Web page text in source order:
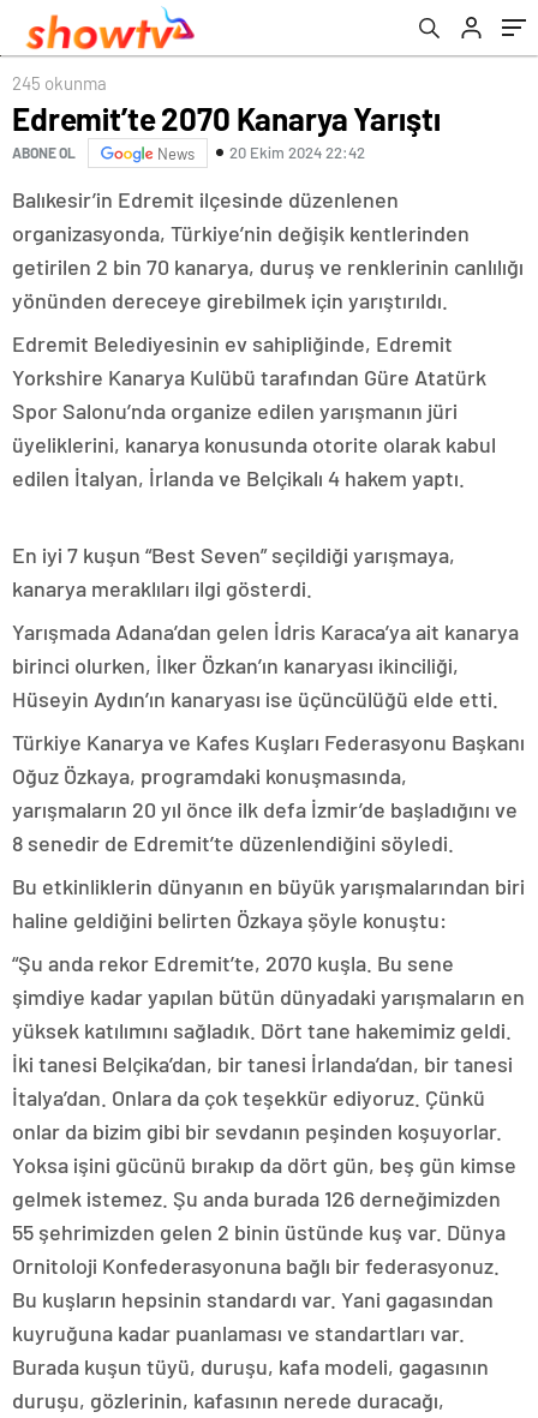
245 okunma
Edremit’te 2070 Kanarya Yarıştı
ABONE OL News 20 Ekim 2024 22:42
Balıkesir’in Edremit ilçesinde düzenlenen
organizasyonda, Türkiye’nin değişik kentlerinden
getirilen 2 bin 70 kanarya, duruş ve renklerinin canlılığı
yönünden dereceye girebilmek için yarıştırıldı.
Edremit Belediyesinin ev sahipliğinde, Edremit
Yorkshire Kanarya Kulübü tarafından Güre Atatürk
Spor Salonu’nda organize edilen yarışmanın jüri
üyeliklerini, kanarya konusunda otorite olarak kabul
edilen İtalyan, İrlanda ve Belçikalı 4 hakem yaptı.
En iyi 7 kuşun “Best Seven” seçildiği yarışmaya,
kanarya meraklıları ilgi gösterdi.
Yarışmada Adana’dan gelen İdris Karaca’ya ait kanarya
birinci olurken, İlker Özkan’ın kanaryası ikinciliği,
Hüseyin Aydın’ın kanaryası ise üçüncülüğü elde etti.
Türkiye Kanarya ve Kafes Kuşları Federasyonu Başkanı
Oğuz Özkaya, programdaki konuşmasında,
yarışmaların 20 yıl önce ilk defa İzmir’de başladığını ve
8 senedir de Edremit’te düzenlendiğini söyledi.
Bu etkinliklerin dünyanın en büyük yarışmalarından biri
haline geldiğini belirten Özkaya şöyle konuştu:
“Şu anda rekor Edremit’te, 2070 kuşla. Bu sene
şimdiye kadar yapılan bütün dünyadaki yarışmaların en
yüksek katılımını sağladık. Dört tane hakemimiz geldi.
İki tanesi Belçika’dan, bir tanesi İrlanda’dan, bir tanesi
İtalya’dan. Onlara da çok teşekkür ediyoruz. Çünkü
onlar da bizim gibi bir sevdanın peşinden koşuyorlar.
Yoksa işini gücünü bırakıp da dört gün, beş gün kimse
gelmek istemez. Şu anda burada 126 derneğimizden
55 şehrimizden gelen 2 binin üstünde kuş var. Dünya
Ornitoloji Konfederasyonuna bağlı bir federasyonuz.
Bu kuşların hepsinin standardı var. Yani gagasından
kuyruğuna kadar puanlaması ve standartları var.
Burada kuşun tüyü, duruşu, kafa modeli, gagasının
duruşu, gözlerinin, kafasının nerede duracağı,